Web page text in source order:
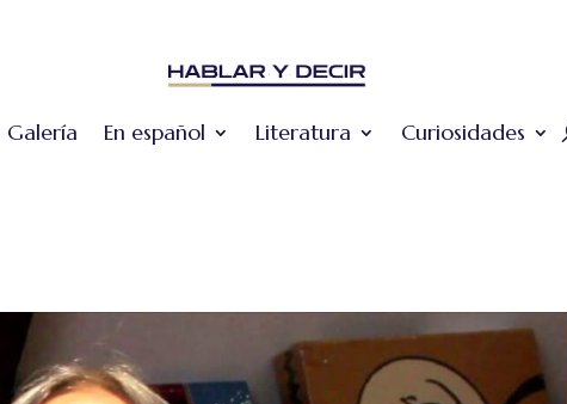
Galería En español Literatura Curiosidades